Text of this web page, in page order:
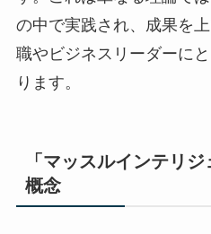
の中で実践され、成果を
職やビジネスリーダーに
ります。
「マッスルインテリ
概念